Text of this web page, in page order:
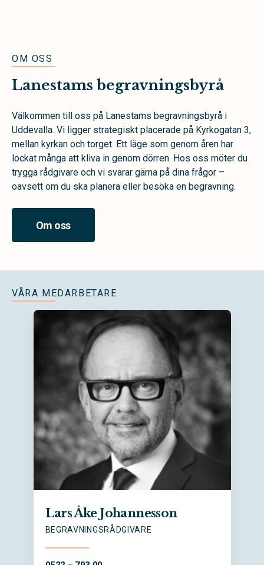
OM OSS
Lanestams begravningsbyrå
Välkommen till oss på Lanestams begravningsbyrå i
Uddevalla. Vi ligger strategiskt placerade på Kyrkogatan 3,
mellan kyrkan och torget. Ett läge som genom åren har
lockat många att kliva in genom dörren. Hos oss möter du
trygga rådgivare och vi svarar gärna på dina frågor –
oavsett om du ska planera eller besöka en begravning.
Om oss
VÅRA MEDARBETARE
Lars Åke Johannesson
BEGRAVNINGSRÅDGIVARE